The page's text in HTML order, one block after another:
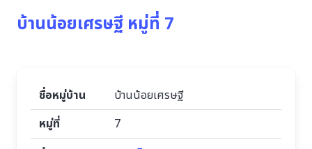
บ้านน้อยเศรษฐี หมู่ที่ 7
ชื่อหมู่บ้าน
บ้านน้อยเศรษฐี
หมู่ที่
7